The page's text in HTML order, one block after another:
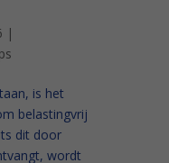
|
is het
belastingvrij
dit door
wordt